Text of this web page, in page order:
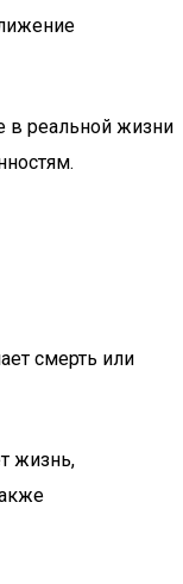
в реальной жизни
смерть или
жизнь,